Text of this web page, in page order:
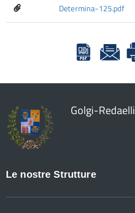
Determina-125.pdf
Golgi-Redaelli
Le nostre Strutture